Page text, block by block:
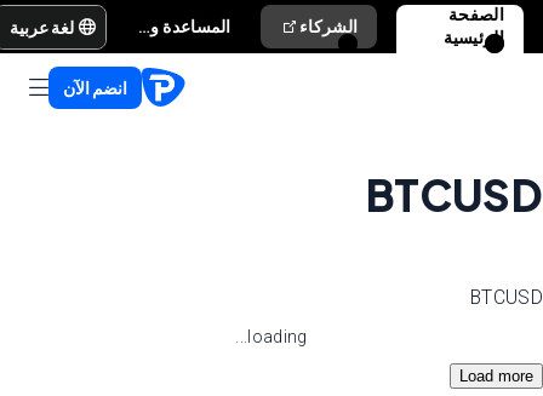
الصفحة
الرئيسية
الشركاء المساعدة والدعم لغة عربية
انضم الآن
BTCUSD
BTCUSD
loading...
Load more